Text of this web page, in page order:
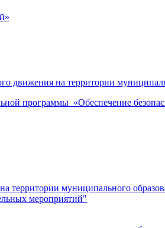
движения на территории
программы «Обеспечение
территории муниципального
мероприятий"